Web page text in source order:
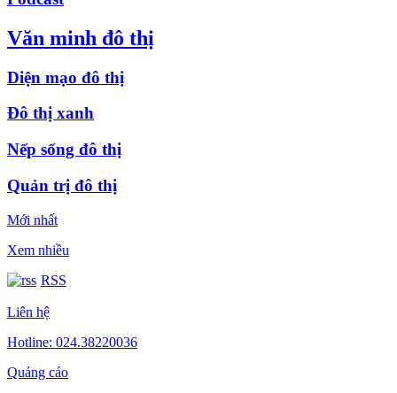
Văn minh đô thị
Diện mạo đô thị
Đô thị xanh
Nếp sống đô thị
Quản trị đô thị
Mới nhất
Xem nhiều
RSS
Liên hệ
Hotline: 024.38220036
Quảng cáo